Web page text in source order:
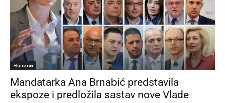
Новини
Mandatarka Ana Brnabić predstavila
ekspoze i predložila sastav nove Vlade